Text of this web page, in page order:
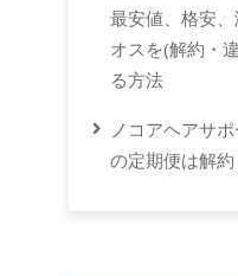
最安値、格安
オスを(解約・
る方法
ノコアヘアサ
の定期便は解